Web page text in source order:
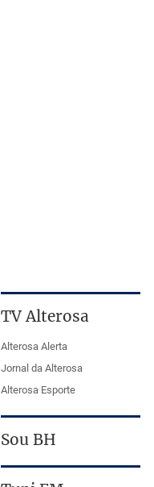
TV Alterosa
Alterosa Alerta
Jornal da Alterosa
Alterosa Esporte
Sou BH